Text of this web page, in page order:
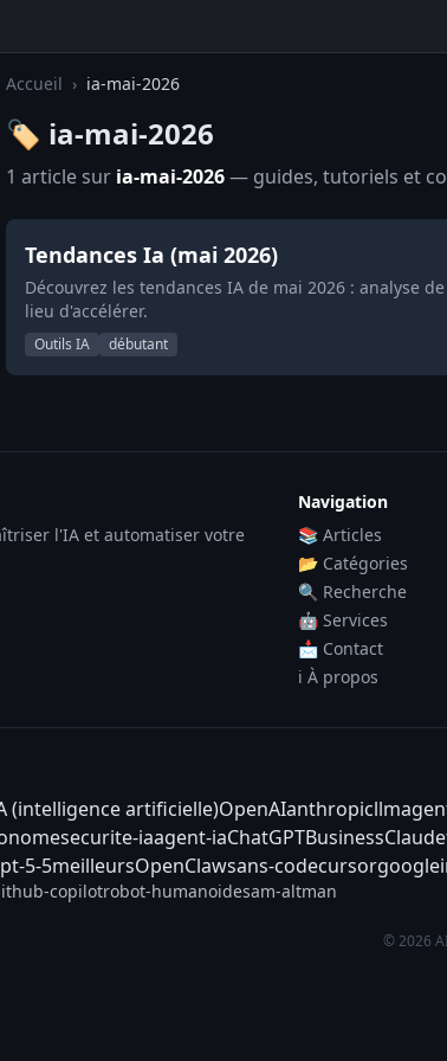
Accueil › ia-mai-2026
🏷️ ia-mai-2026
1 article sur ia-mai-2026— guides, tutoriels et
Tendances Ia (mai 2026)
Découvrez les tendances IA de mai 2026 : analyse
lieu d'accélérer.
Outils IA débutant
l'IA et automatiser votre
Navigation
📚 Articles
📂 Catégories
🔍 Recherche
🤖 Services
📩 Contact
ℹ️ À propos
(intelligence artificielle)OpenAIanthropicllm
securite-iaagent-iaChatGPTBusinessClaude
5-5meilleursOpenClawsans-codecursorgoogle
copilotrobot-humanoidesam-altman
© 2026